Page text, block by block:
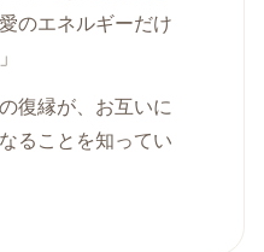
のエネルギーだけ
復縁が、お互いに
ることを知ってい